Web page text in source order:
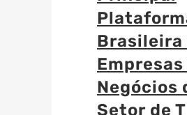
Brasileira
Empresas
Negócios
Setor de